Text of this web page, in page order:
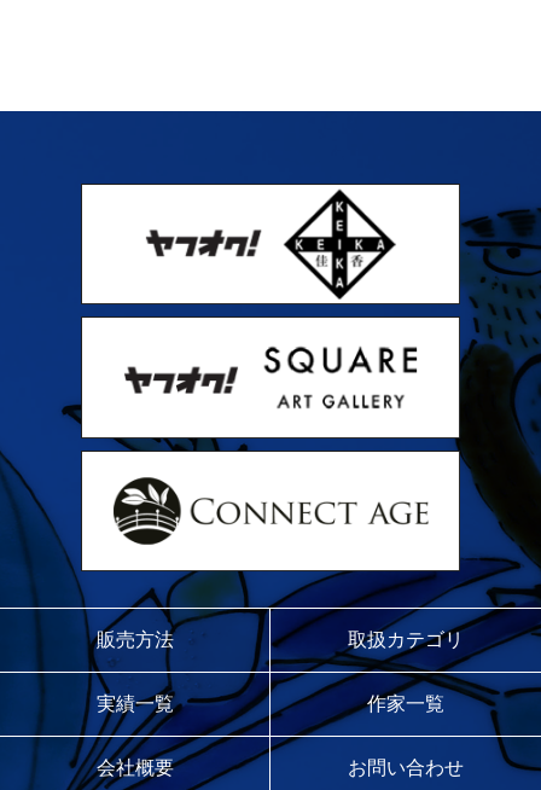
販売方法 取扱カテゴリ
実績一覧 作家一覧
会社概要 お問い合わせ